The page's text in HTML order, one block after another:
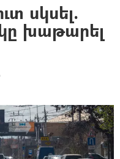
սկսել.
խաթարել